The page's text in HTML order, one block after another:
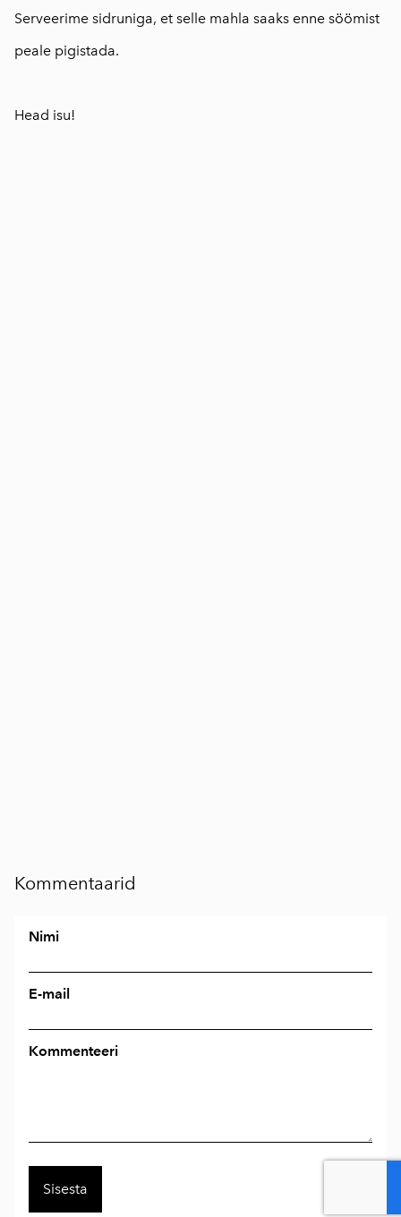
Serveerime sidruniga, et selle mahla saaks enne söömist
peale pigistada.
Head isu!
Kommentaarid
Nimi
E-mail
Kommenteeri